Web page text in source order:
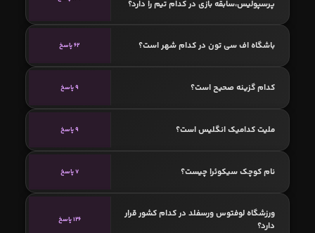
پرسپولیس،سابقه بازی در کدام تیم را دارد؟
باشگاه اف سی تون در کدام شهر است؟ 62 پاسخ
کدام گزینه صحیح است؟ 9 پاسخ
ملیت کدامیک انگلیس است؟ 9 پاسخ
نام کوچک سیکوئرا چیست؟ 7 پاسخ
ورزشگاه لوفتوس ورسفلد در کدام کشور قرار
دارد؟
126 پاسخ